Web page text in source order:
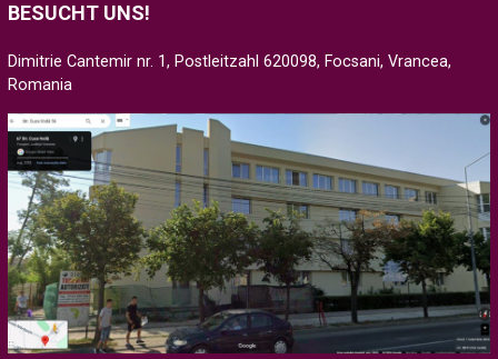
BESUCHT UNS!
Dimitrie Cantemir nr. 1, Postleitzahl 620098, Focsani, Vrancea,
Romania